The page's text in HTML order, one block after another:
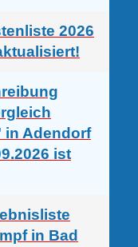
2026
in Adendorf
ist
in Bad